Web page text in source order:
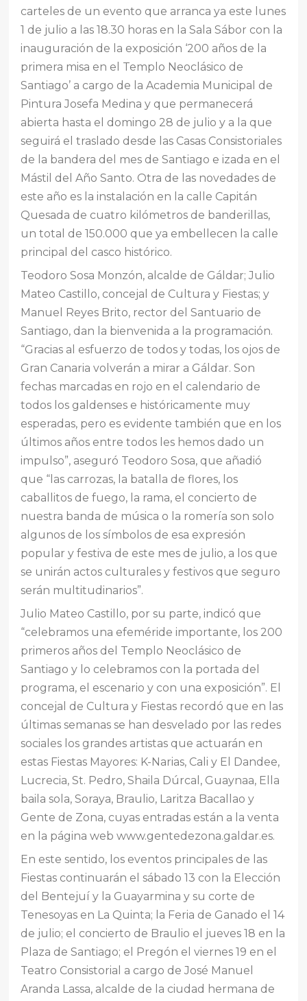
carteles de un evento que arranca ya este lunes
1 de julio a las 18.30 horas en la Sala Sábor con la
inauguración de la exposición ‘200 años de la
primera misa en el Templo Neoclásico de
Santiago’ a cargo de la Academia Municipal de
Pintura Josefa Medina y que permanecerá
abierta hasta el domingo 28 de julio y a la que
seguirá el traslado desde las Casas Consistoriales
de la bandera del mes de Santiago e izada en el
Mástil del Año Santo. Otra de las novedades de
este año es la instalación en la calle Capitán
Quesada de cuatro kilómetros de banderillas,
un total de 150.000 que ya embellecen la calle
principal del casco histórico.
Teodoro Sosa Monzón, alcalde de Gáldar; Julio
Mateo Castillo, concejal de Cultura y Fiestas; y
Manuel Reyes Brito, rector del Santuario de
Santiago, dan la bienvenida a la programación.
“Gracias al esfuerzo de todos y todas, los ojos de
Gran Canaria volverán a mirar a Gáldar. Son
fechas marcadas en rojo en el calendario de
todos los galdenses e históricamente muy
esperadas, pero es evidente también que en los
últimos años entre todos les hemos dado un
impulso”, aseguró Teodoro Sosa, que añadió
que “las carrozas, la batalla de flores, los
caballitos de fuego, la rama, el concierto de
nuestra banda de música o la romería son solo
algunos de los símbolos de esa expresión
popular y festiva de este mes de julio, a los que
se unirán actos culturales y festivos que seguro
serán multitudinarios”.
Julio Mateo Castillo, por su parte, indicó que
“celebramos una efeméride importante, los 200
primeros años del Templo Neoclásico de
Santiago y lo celebramos con la portada del
programa, el escenario y con una exposición”. El
concejal de Cultura y Fiestas recordó que en las
últimas semanas se han desvelado por las redes
sociales los grandes artistas que actuarán en
estas Fiestas Mayores: K-Narias, Cali y El Dandee,
Lucrecia, St. Pedro, Shaila Dúrcal, Guaynaa, Ella
baila sola, Soraya, Braulio, Laritza Bacallao y
Gente de Zona, cuyas entradas están a la venta
en la página web www.gentedezona.galdar.es.
En este sentido, los eventos principales de las
Fiestas continuarán el sábado 13 con la Elección
del Bentejuí y la Guayarmina y su corte de
Tenesoyas en La Quinta; la Feria de Ganado el 14
de julio; el concierto de Braulio el jueves 18 en la
Plaza de Santiago; el Pregón el viernes 19 en el
Teatro Consistorial a cargo de José Manuel
Aranda Lassa, alcalde de la ciudad hermana de